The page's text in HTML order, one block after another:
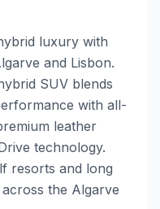
luxury with
and Lisbon.
SUV blends
with all-
leather
technology.
resorts and long
the Algarve